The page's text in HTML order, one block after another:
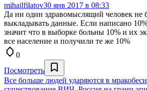
mihailfilatov30 янв 2017 в 08:33
Да ни один здравомыслящий человек не
выкладывать данные. Если написано
значит что в выборке больны 10% и их
все население и получили те же 10%
0
Посмотреть
Все больше людей ударяются в